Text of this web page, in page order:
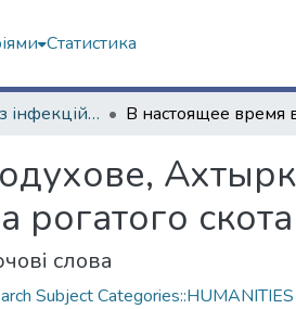
Статистика
<B>Боротьба з інфекційними хворобами</B>
рогатого скота
слова
Subject